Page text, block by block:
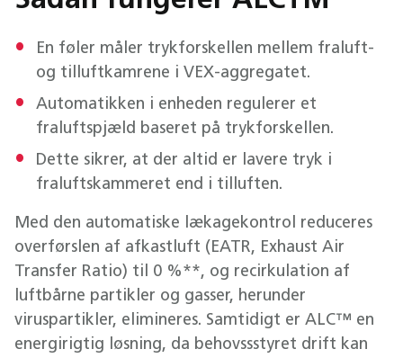
En føler måler trykforskellen mellem fraluft-
og tilluftkamrene i VEX-aggregatet.
Automatikken i enheden regulerer et
fraluftspjæld baseret på trykforskellen.
Dette sikrer, at der altid er lavere tryk i
fraluftskammeret end i tilluften.
Med den automatiske lækagekontrol reduceres
overførslen af afkastluft (EATR, Exhaust Air
Transfer Ratio) til 0 %**, og recirkulation af
luftbårne partikler og gasser, herunder
viruspartikler, elimineres. Samtidigt er ALC™ en
energirigtig løsning, da behovssstyret drift kan